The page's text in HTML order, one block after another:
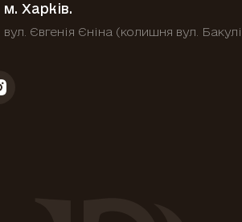
м. Харків.
вул. Євгенія Єніна (колишня вул.